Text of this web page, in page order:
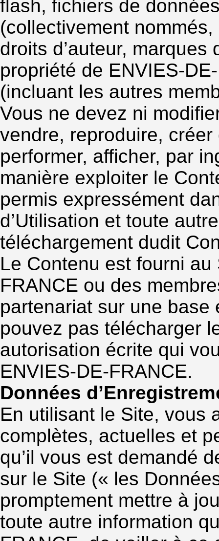
flash, fichiers de
(collectivement
droits d’auteur,
propriété de ENVIES-
(incluant les autres
Vous ne devez ni
vendre, reproduire,
performer, afficher, par
manière exploiter le
permis expressément
d’Utilisation et toute
téléchargement dudit
Le Contenu est fourni
FRANCE ou des
partenariat sur une
pouvez pas télécharger
autorisation écrite qui
ENVIES-DE-FRANCE.
Données
En utilisant le Site, vous
complètes, actuelles et
qu’il vous est demandé
sur le Site (« les
promptement mettre à
toute autre information